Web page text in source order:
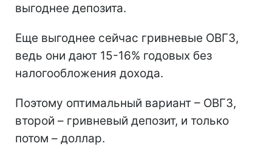
выгоднее депозита.
Еще выгоднее сейчас гривневые ОВГЗ,
ведь они дают 15-16% годовых без
налогообложения дохода.
Поэтому оптимальный вариант – ОВГЗ,
второй – гривневый депозит, и только
потом – доллар.